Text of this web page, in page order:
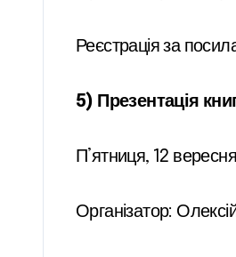
Реєстрація за
5) Презентація
П’ятниця, 12
Організатор: